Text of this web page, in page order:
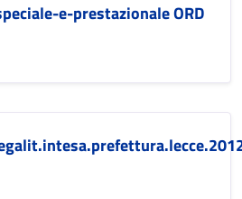
e-prestazionale ORD